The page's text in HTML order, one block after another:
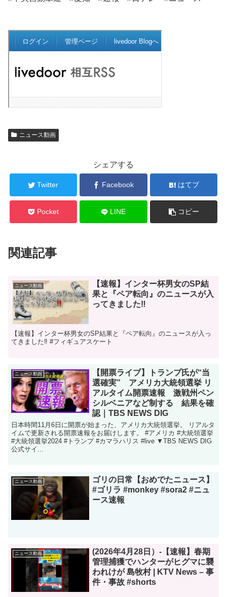
ニュース動画
シェアする
Twitter Facebook はてブ
Pocket LINE コピー
関連記事
ニュース動画
【速報】インター杯男女のSP結
果と『ペア転向』のニュースが入
ってきました‼️
【速報】インター杯男女のSP結果と『ペア転向』のニュースが入っ
てきました‼️ #フィギュアスケート
ニュース動画
【開票ライブ】トランプ氏が“当
選確実” アメリカ大統領選挙 リ
アルタイム開票速報 激戦州ペン
シルベニアなど制する 結果を確
認｜TBS NEWS DIG
日本時間11月6日に開票が始まった、アメリカ大統領選挙。 リアルタ
イムで更新される開票速報をお届けします。 #アメリカ #大統領選挙
#大統領選挙2024 #トランプ #カマラハリス #live ▼TBS NEWS DIG
公式サイ...
ニュース動画
ゴリの日常【おめでたニュース】
#ゴリラ #monkey #sora2 #ニュ
ース速報
ニュース動画
(2026年4月28日）-【速報】春期
管理捕獲でハンターがヒグマに襲
われけが 島牧村 | KTV News – 事
件・事故 #shorts